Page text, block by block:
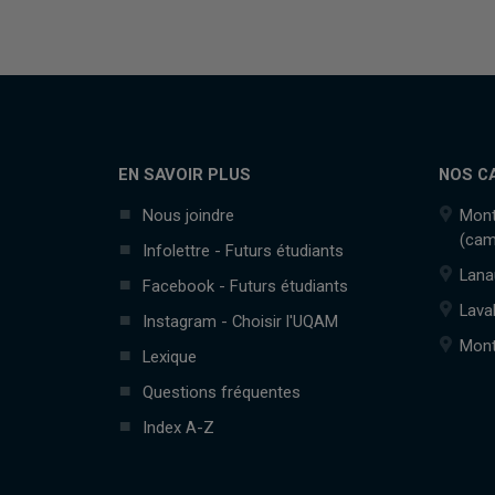
EN SAVOIR PLUS
Nous joindre
Infolettre - Futurs étudiants
Facebook - Futurs étudiants
Instagram - Choisir l'UQAM
Lexique
Questions fréquentes
Index A-Z
NOS
Laval